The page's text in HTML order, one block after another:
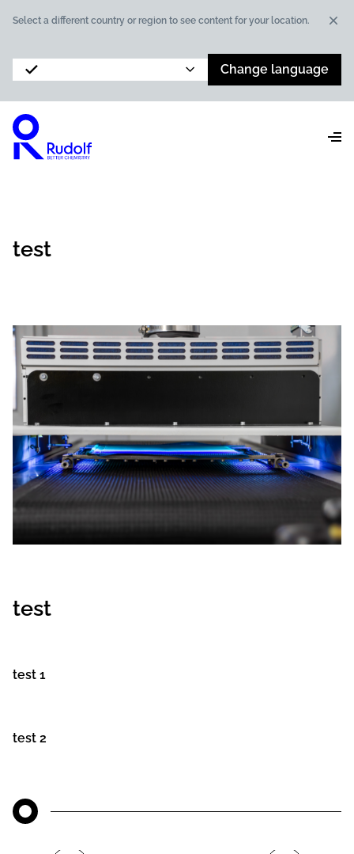
Select a different country or region to see content for your location.
Change language
test
test
test 1
test 2